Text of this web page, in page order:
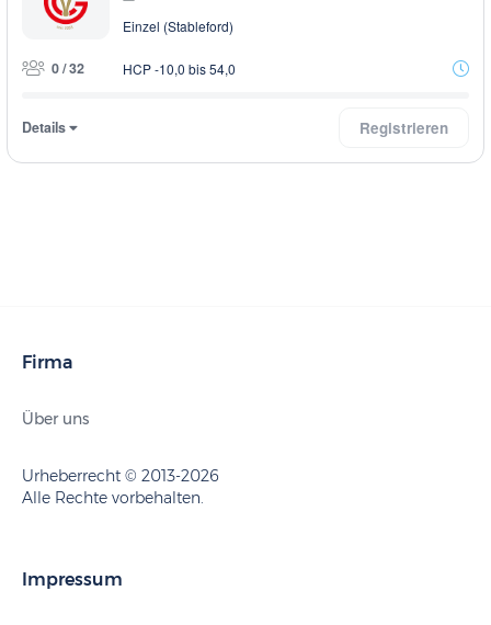
Einzel (Stableford)
0 / 32 HCP -10,0 bis 54,0
Details Registrieren
Firma
Über uns
Urheberrecht © 2013-2026
Alle Rechte vorbehalten.
Impressum